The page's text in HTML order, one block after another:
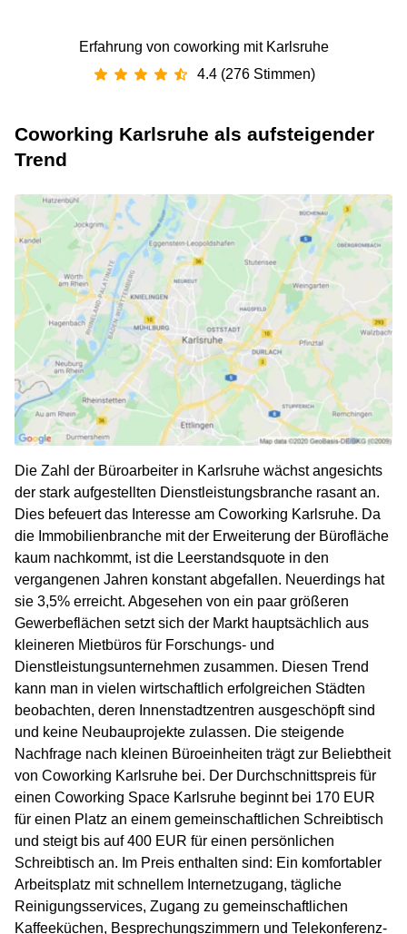
Erfahrung von coworking mit Karlsruhe
4.4 (276 Stimmen)
Coworking Karlsruhe als aufsteigender
Trend
Die Zahl der Büroarbeiter in Karlsruhe wächst angesichts
der stark aufgestellten Dienstleistungsbranche rasant an.
Dies befeuert das Interesse am Coworking Karlsruhe. Da
die Immobilienbranche mit der Erweiterung der Bürofläche
kaum nachkommt, ist die Leerstandsquote in den
vergangenen Jahren konstant abgefallen. Neuerdings hat
sie 3,5% erreicht. Abgesehen von ein paar größeren
Gewerbeflächen setzt sich der Markt hauptsächlich aus
kleineren Mietbüros für Forschungs- und
Dienstleistungsunternehmen zusammen. Diesen Trend
kann man in vielen wirtschaftlich erfolgreichen Städten
beobachten, deren Innenstadtzentren ausgeschöpft sind
und keine Neubauprojekte zulassen. Die steigende
Nachfrage nach kleinen Büroeinheiten trägt zur Beliebtheit
von Coworking Karlsruhe bei. Der Durchschnittspreis für
einen Coworking Space Karlsruhe beginnt bei 170 EUR
für einen Platz an einem gemeinschaftlichen Schreibtisch
und steigt bis auf 400 EUR für einen persönlichen
Schreibtisch an. Im Preis enthalten sind: Ein komfortabler
Arbeitsplatz mit schnellem Internetzugang, tägliche
Reinigungsservices, Zugang zu gemeinschaftlichen
Kaffeeküchen, Besprechungszimmern und Telekonferenz-